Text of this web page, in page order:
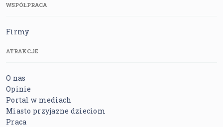
WSPÓŁPRACA
Firmy
ATRAKCJE
O nas
Opinie
Portal w mediach
Miasto przyjazne dzieciom
Praca